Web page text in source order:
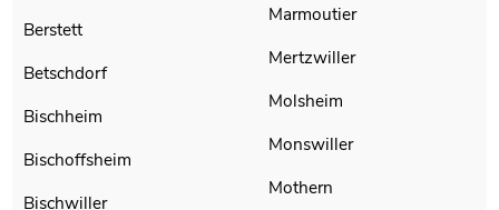
Berstett
Betschdorf
Bischheim
Bischoffsheim
Bischwiller
Marmoutier
Mertzwiller
Molsheim
Monswiller
Mothern